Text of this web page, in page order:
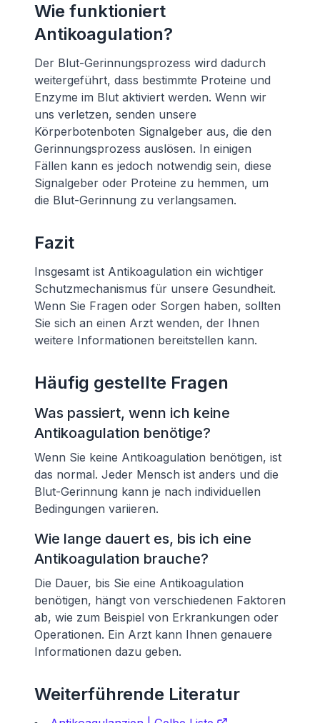
Wie funktioniert
Antikoagulation?
Der Blut-Gerinnungsprozess wird dadurch
weitergeführt, dass bestimmte Proteine und
Enzyme im Blut aktiviert werden. Wenn wir
uns verletzen, senden unsere
Körperbotenboten Signalgeber aus, die den
Gerinnungsprozess auslösen. In einigen
Fällen kann es jedoch notwendig sein, diese
Signalgeber oder Proteine zu hemmen, um
die Blut-Gerinnung zu verlangsamen.
Fazit
Insgesamt ist Antikoagulation ein wichtiger
Schutzmechanismus für unsere Gesundheit.
Wenn Sie Fragen oder Sorgen haben, sollten
Sie sich an einen Arzt wenden, der Ihnen
weitere Informationen bereitstellen kann.
Häufig gestellte Fragen
Was passiert, wenn ich keine
Antikoagulation benötige?
Wenn Sie keine Antikoagulation benötigen, ist
das normal. Jeder Mensch ist anders und die
Blut-Gerinnung kann je nach individuellen
Bedingungen variieren.
Wie lange dauert es, bis ich eine
Antikoagulation brauche?
Die Dauer, bis Sie eine Antikoagulation
benötigen, hängt von verschiedenen Faktoren
ab, wie zum Beispiel von Erkrankungen oder
Operationen. Ein Arzt kann Ihnen genauere
Informationen dazu geben.
Weiterführende Literatur